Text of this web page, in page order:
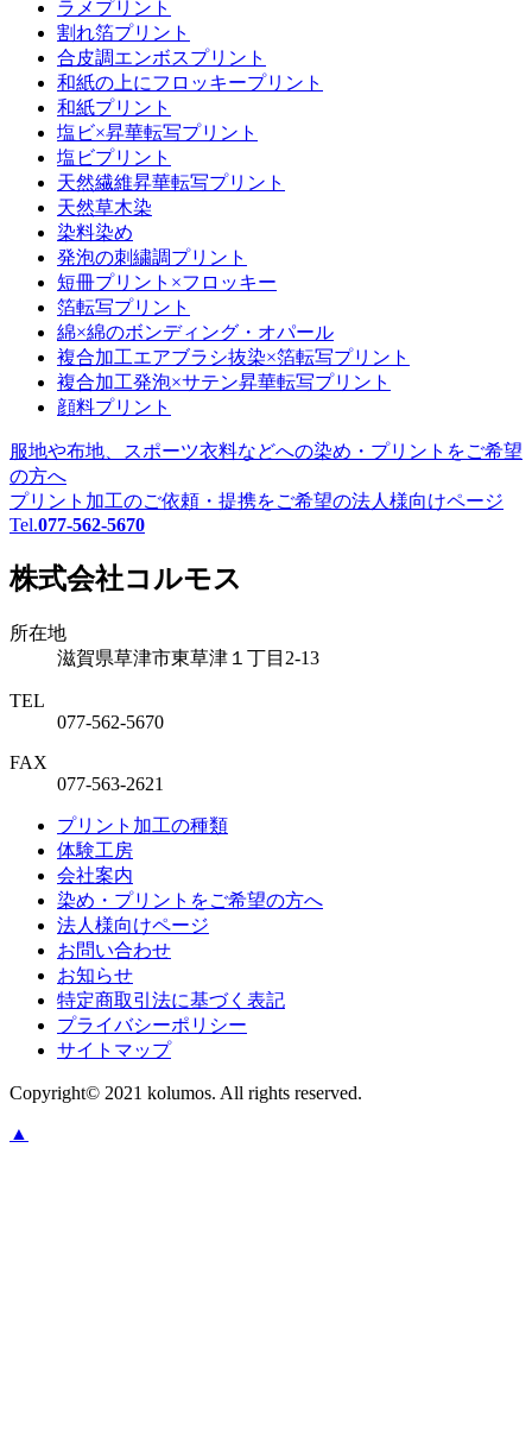
ラメプリント
割れ箔プリント
合皮調エンボスプリント
和紙の上にフロッキープリント
和紙プリント
塩ビ×昇華転写プリント
塩ビプリント
天然繊維昇華転写プリント
天然草木染
染料染め
発泡の刺繍調プリント
短冊プリント×フロッキー
箔転写プリント
綿×綿のボンディング・オパール
複合加工エアブラシ抜染×箔転写プリント
複合加工発泡×サテン昇華転写プリント
顔料プリント
服地や布地、スポーツ衣料などへの染め・プリントをご希望
の方へ
プリント加工のご依頼・提携をご希望の法人様向けページ
Tel.077-562-5670
株式会社コルモス
所在地
滋賀県草津市東草津１丁目2-13
TEL
077-562-5670
FAX
077-563-2621
プリント加工の種類
体験工房
会社案内
染め・プリントをご希望の方へ
法人様向けページ
お問い合わせ
お知らせ
特定商取引法に基づく表記
プライバシーポリシー
サイトマップ
Copyright© 2021 kolumos. All rights reserved.
▲